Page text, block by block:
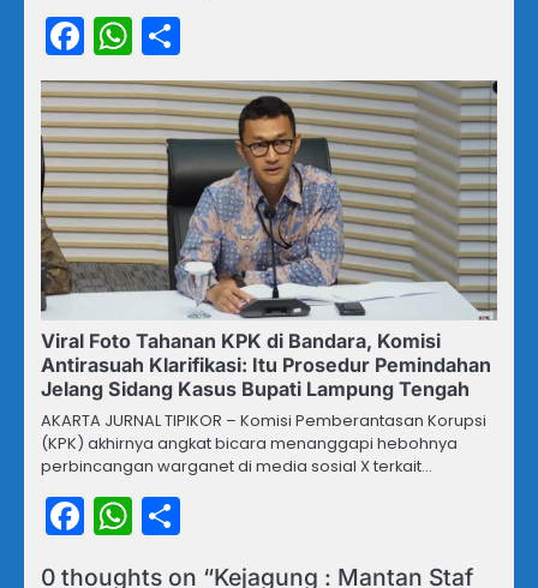
Facebook
WhatsApp
Viral Foto Tahanan KPK di Bandara, Komisi
Antirasuah Klarifikasi: Itu Prosedur Pemindahan
Jelang Sidang Kasus Bupati Lampung Tengah
AKARTA JURNAL TIPIKOR – Komisi Pemberantasan Korupsi
(KPK) akhirnya angkat bicara menanggapi hebohnya
perbincangan warganet di media sosial X terkait…
Facebook
WhatsApp
0 thoughts on “Kejagung : Mantan Staf